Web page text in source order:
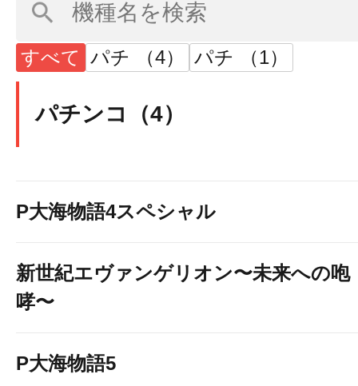
すべて パチ （4） パチ （1）
パチンコ（4）
P大海物語4スペシャル
新世紀エヴァンゲリオン〜未来への咆
哮〜
P大海物語5